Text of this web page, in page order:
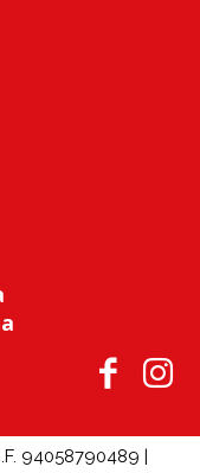
94058790489 |